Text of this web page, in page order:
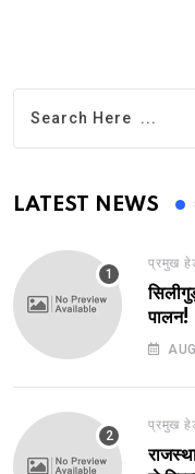
LATEST NEWS
प्रमुख
पालन!
प्रमुख